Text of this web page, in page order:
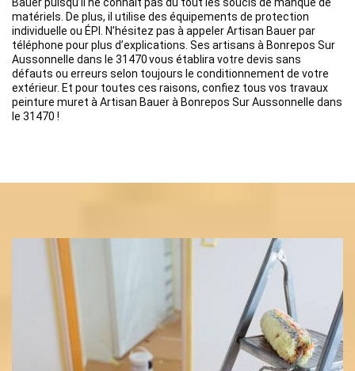
matériels. De plus, il utilise des équipements de protection
individuelle ou ÉPI. N’hésitez pas à appeler Artisan Bauer par
téléphone pour plus d’explications. Ses artisans à Bonrepos Sur
Aussonnelle dans le 31470 vous établira votre devis sans
défauts ou erreurs selon toujours le conditionnement de votre
extérieur. Et pour toutes ces raisons, confiez tous vos travaux
peinture muret à Artisan Bauer à Bonrepos Sur Aussonnelle dans
le 31470 !